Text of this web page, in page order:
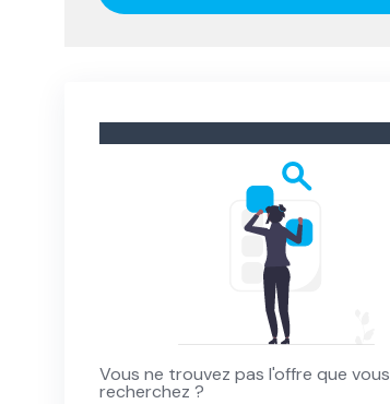
Vous ne trouvez pas l'offre que vous
recherchez ?